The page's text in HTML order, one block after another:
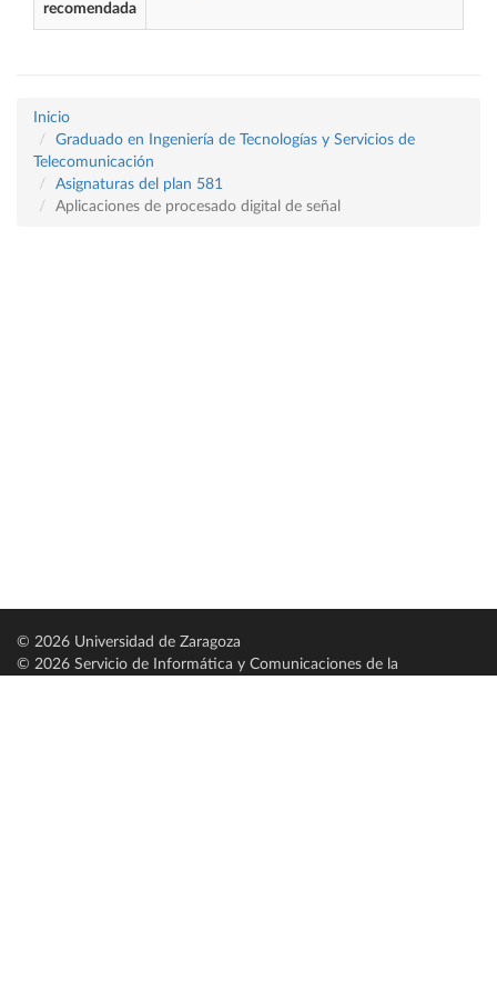
recomendada
Inicio
Graduado en Ingeniería de Tecnologías y Servicios de
Telecomunicación
Asignaturas del plan 581
Aplicaciones de procesado digital de señal
© 2026 Universidad de Zaragoza
© 2026 Servicio de Informática y Comunicaciones de la